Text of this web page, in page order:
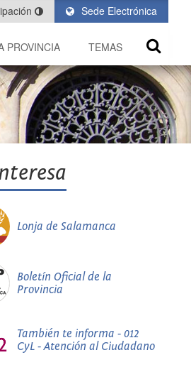
Sede Electrónica
PROVINCIA TEMAS
Lonja de Salamanca
Boletín Oficial de la
Provincia
También te informa - 012
CyL - Atención al Ciudadano